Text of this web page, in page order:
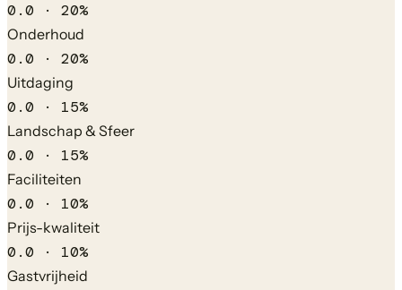
0.0 · 20%
Onderhoud
0.0 · 20%
Uitdaging
0.0 · 15%
Landschap & Sfeer
0.0 · 15%
Faciliteiten
0.0 · 10%
Prijs-kwaliteit
0.0 · 10%
Gastvrijheid